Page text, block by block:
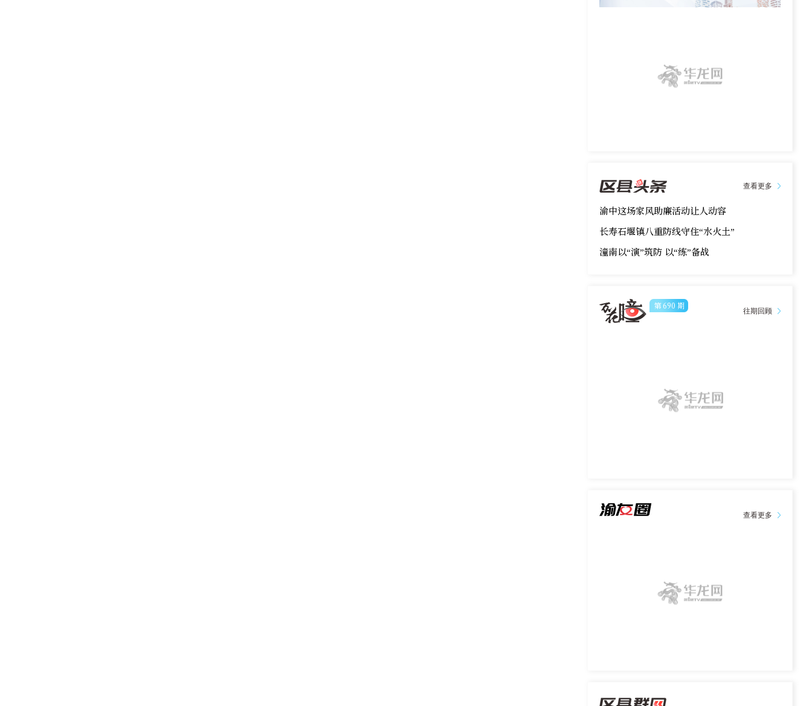
查看更多
渝中这场家风助廉活动让人动容
长寿石堰镇八重防线守住“水火土”
潼南以“演”筑防 以“练”备战
第690 期
往期回顾
查看更多